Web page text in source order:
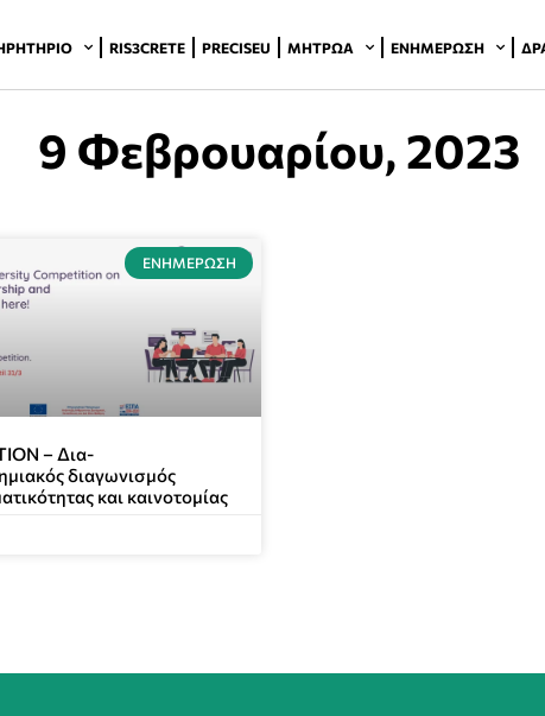
RIS3CRETE PRECISEU ΜΗΤΡΏΑ ΕΝΗΜΈΡΩΣΗ
9 Φεβρουαρίου, 2023
ΕΝΗΜΈΡΩΣΗ
– Δια-
διαγωνισμός
και καινοτομίας